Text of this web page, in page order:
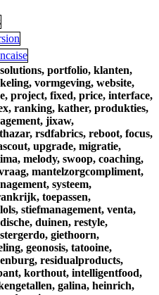
portfolio, klanten,
vormgeving, website,
project, fixed, price, interface,
ranking, kather, produkties,
jixaw,
rsdfabrics, reboot, focus,
upgrade, migratie,
melody, swoop, coaching,
mantelzorgcompliment,
systeem,
toepassen,
stiefmanagement, venta,
duinen, restyle,
giethoorn,
geonosis, tatooine,
residualproducts,
korthout, intelligentfood,
galina, heinrich,